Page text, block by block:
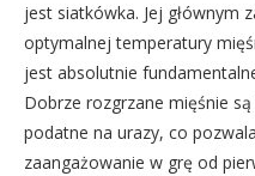
jest siatkówka. Jej głównym
optymalnej temperatury
jest absolutnie
Dobrze rozgrzane mięśnie
podatne na urazy, co
zaangażowanie w grę od